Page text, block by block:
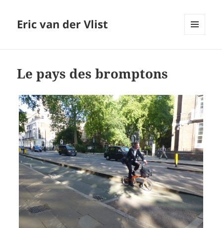
Eric van der Vlist
Le pays des bromptons